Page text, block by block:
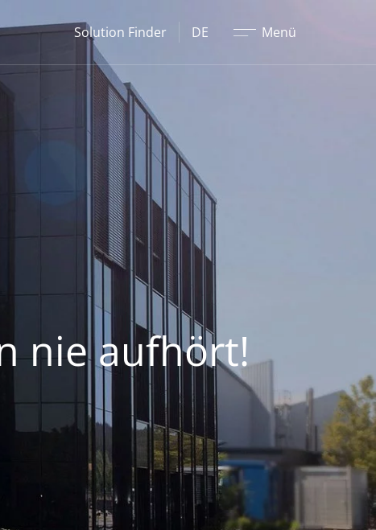
Solution Finder DE Menü
nie aufhört!